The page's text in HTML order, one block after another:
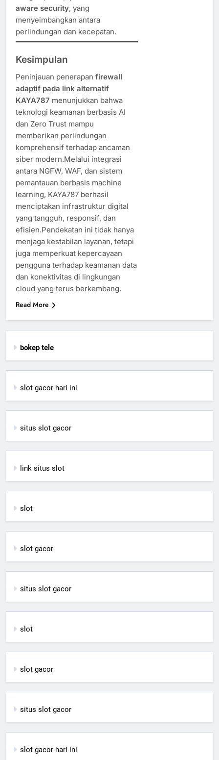
aware security, yang
menyeimbangkan antara
perlindungan dan kecepatan.
Kesimpulan
Peninjauan penerapan firewall
adaptif pada link alternatif
KAYA787 menunjukkan bahwa
teknologi keamanan berbasis AI
dan Zero Trust mampu
memberikan perlindungan
komprehensif terhadap ancaman
siber modern.Melalui integrasi
antara NGFW, WAF, dan sistem
pemantauan berbasis machine
learning, KAYA787 berhasil
menciptakan infrastruktur digital
yang tangguh, responsif, dan
efisien.Pendekatan ini tidak hanya
menjaga kestabilan layanan, tetapi
juga memperkuat kepercayaan
pengguna terhadap keamanan data
dan konektivitas di lingkungan
cloud yang terus berkembang.
Read More
bokep tele
slot gacor hari ini
situs slot gacor
link situs slot
slot
slot gacor
situs slot gacor
slot
slot gacor
situs slot gacor
slot gacor hari ini